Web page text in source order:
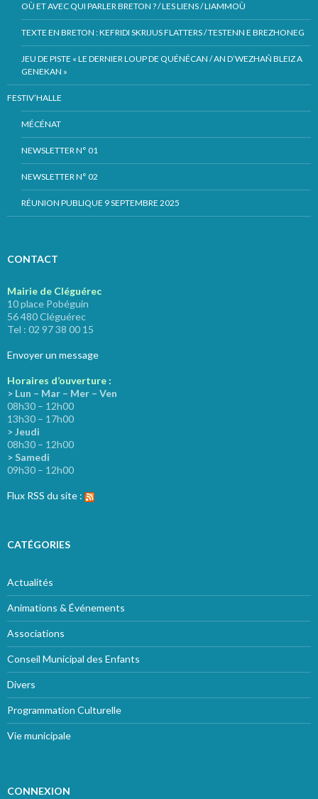
OÙ ET AVEC QUI PARLER BRETON ? / LES LIENS / LIAMMOÙ
TEXTE EN BRETON : KEFRIDI SKRIJUS FLATTERS / TESTENN E BREZHONEG
JEU DE PISTE « LE DERNIER LOUP DE QUÉNÉCAN / AN D’WEZHAÑ BLEIZ A
GENEKAN »
FESTIV’HALLE
MÉCÉNAT
NEWSLETTER N° 01
NEWSLETTER N° 02
RÉUNION PUBLIQUE 9 SEPTEMBRE 2025
CONTACT
Mairie de Cléguérec
10 place Pobéguin
56 480 Cléguérec
Tel : 02 97 38 00 15
Envoyer un message
Horaires d’ouverture :
> Lun – Mar – Mer – Ven
08h30 – 12h00
13h30 – 17h00
> Jeudi
08h30 – 12h00
> Samedi
09h30 – 12h00
Flux RSS du site :
CATÉGORIES
Actualités
Animations & Événements
Associations
Conseil Municipal des Enfants
Divers
Programmation Culturelle
Vie municipale
CONNEXION